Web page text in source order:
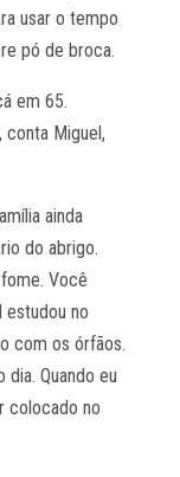
usar o tempo
pó de broca.
em 65.
conta Miguel,
ainda
do abrigo.
Você
estudou no
com os órfãos.
Quando eu
colocado no